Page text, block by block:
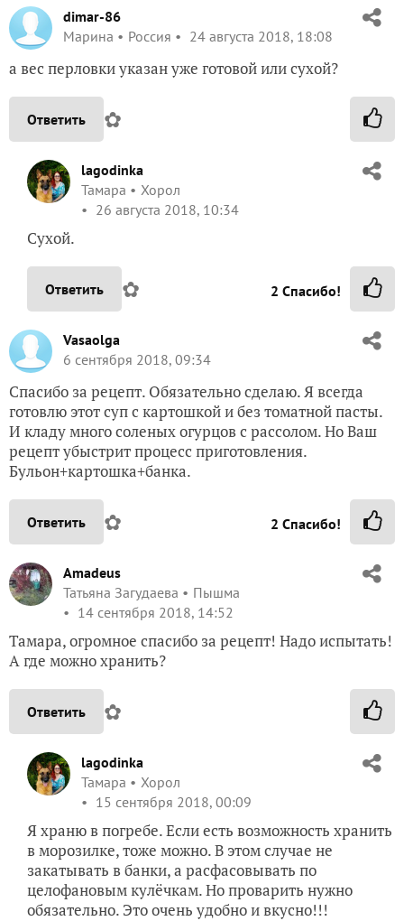
dimar-86
Марина
Россия 24 августа 2018, 18:08
а вес перловки указан уже готовой или сухой?
Ответить ✿
lagodinka
Тамара
Хорол
26 августа 2018, 10:34
Сухой.
Ответить ✿ 2 Спасибо!
Vasaolga
6 сентября 2018, 09:34
Спасибо за рецепт. Обязательно сделаю. Я всегда
готовлю этот суп с картошкой и без томатной пасты.
И кладу много соленых огурцов с рассолом. Но Ваш
рецепт убыстрит процесс приготовления.
Бульон+картошка+банка.
Ответить ✿ 2 Спасибо!
Amadeus
Татьяна Загудаева
Пышма
14 сентября 2018, 14:52
Тамара, огромное спасибо за рецепт! Надо испытать!
А где можно хранить?
Ответить ✿
lagodinka
Тамара
Хорол
15 сентября 2018, 00:09
Я храню в погребе. Если есть возможность хранить
в морозилке, тоже можно. В этом случае не
закатывать в банки, а расфасовывать по
целофановым кулёчкам. Но проварить нужно
обязательно. Это очень удобно и вкусно!!!